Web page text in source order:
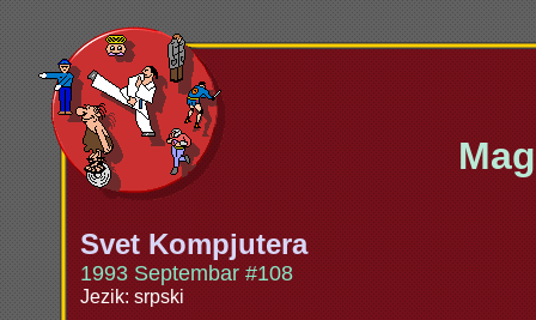
Svet Kompjutera
1993 Septembar #108
Jezik: srpski